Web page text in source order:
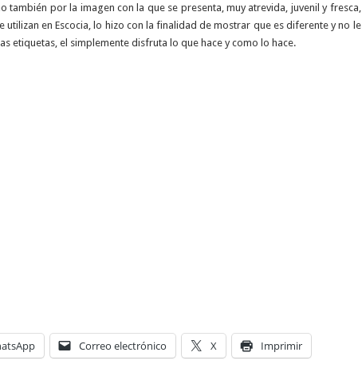
también por la imagen con la que se presenta, muy atrevida, juvenil y fresca,
utilizan en Escocia, lo hizo con la finalidad de mostrar que es diferente y no le
etiquetas, el simplemente disfruta lo que hace y como lo hace.
Correo electrónico X Imprimir